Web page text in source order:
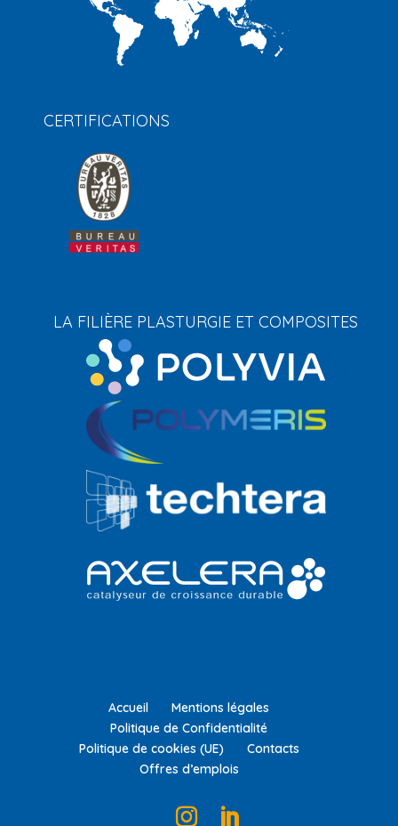
CERTIFICATIONS
LA FILIÈRE PLASTURGIE ET COMPOSITES
Accueil
Mentions légales
Politique de Confidentialité
Politique de cookies (UE)
Contacts
Offres d’emplois